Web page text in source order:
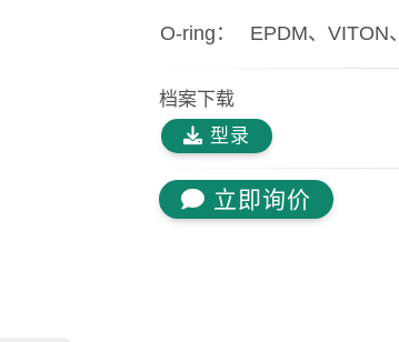
O-ring： EPDM、VITON
档案下载
型录
立即询价